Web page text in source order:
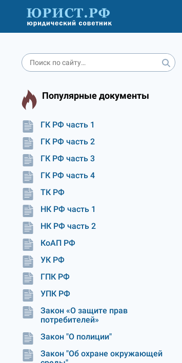
Популярные документы
ГК РФ часть 1
ГК РФ часть 2
ГК РФ часть 3
ГК РФ часть 4
ТК РФ
НК РФ часть 1
НК РФ часть 2
КоАП РФ
УК РФ
ГПК РФ
УПК РФ
Закон «О защите прав
потребителей»
Закон "О полиции"
Закон "Об охране окружающей